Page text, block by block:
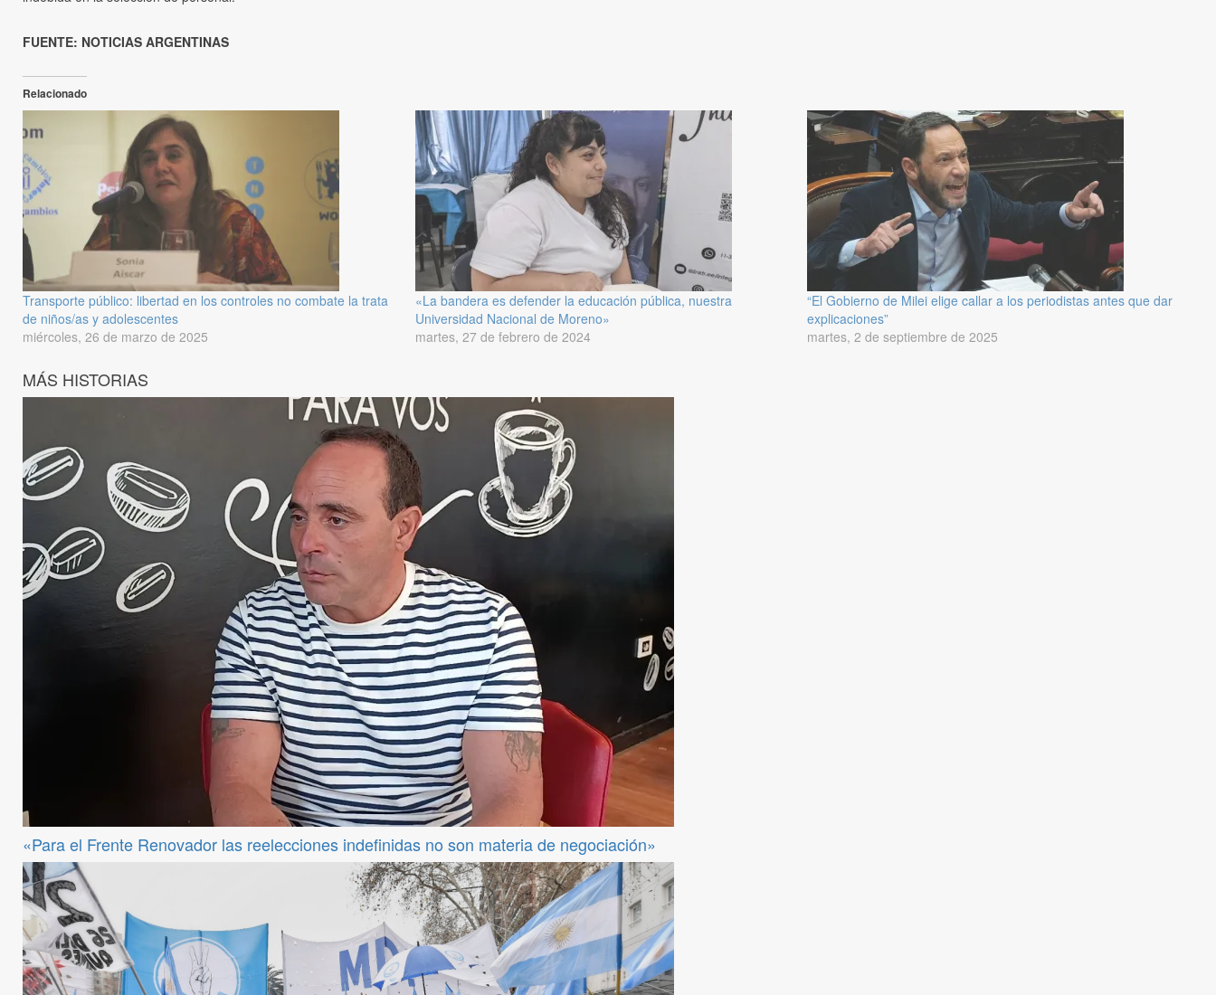
FUENTE: NOTICIAS ARGENTINAS
Relacionado
Transporte público: libertad en los controles no combate la trata
de niños/as y adolescentes
miércoles, 26 de marzo de 2025
«La bandera es defender la educación pública, nuestra
Universidad Nacional de Moreno»
martes, 27 de febrero de 2024
“El Gobierno de Milei elige callar a los periodistas antes que dar
explicaciones”
martes, 2 de septiembre de 2025
MÁS HISTORIAS
«Para el Frente Renovador las reelecciones indefinidas no son materia de negociación»